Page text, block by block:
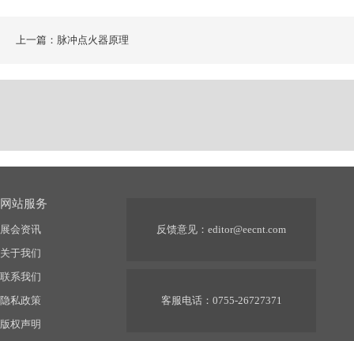
上一篇：脉冲点火器原理
网站服务
展会资讯
关于我们
联系我们
隐私政策
版权声明
反馈意见： editor@eecnt.com
客服电话：0755-26727371